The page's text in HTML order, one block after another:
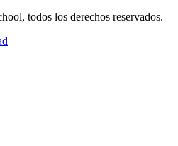
todos los derechos reservados.